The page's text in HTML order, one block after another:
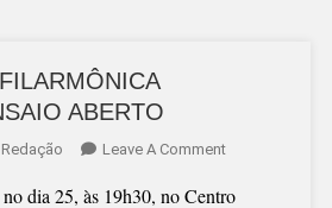
ABERTO
Leave A CommentOn
FILARMÔNICA
dia 25, às 19h30, no Centro